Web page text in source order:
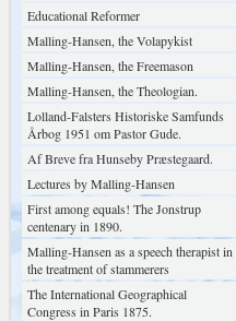
Educational Reformer
Malling-Hansen, the Volapykist
Malling-Hansen, the Freemason
Malling-Hansen, the Theologian.
Lolland-Falsters Historiske Samfunds
Årbog 1951 om Pastor Gude.
Af Breve fra Hunseby Præstegaard.
Lectures by Malling-Hansen
First among equals! The Jonstrup
centenary in 1890.
Malling-Hansen as a speech therapist in
the treatment of stammerers
The International Geographical
Congress in Paris 1875.